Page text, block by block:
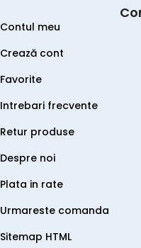
Contul meu
Crează cont
Favorite
Intrebari frecvente
Retur produse
Despre noi
Plata in rate
Urmareste comanda
Sitemap HTML